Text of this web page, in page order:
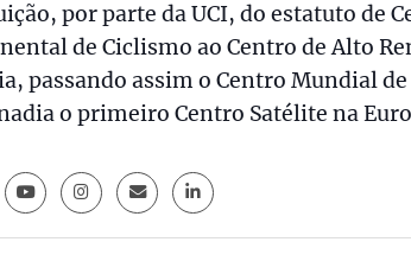
por parte da UCI, do estatuto de
de Ciclismo ao Centro de Alto
passando assim o Centro Mundial
o primeiro Centro Satélite na